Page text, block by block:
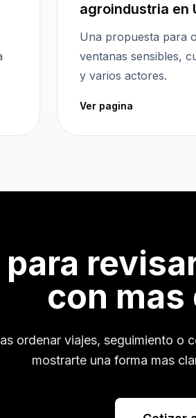
agroindustria en
Una propuesta para
ventanas sensibles,
y varios actores.
Ver pagina
con mas
ordenar viajes, seguimiento o
mostrarte una forma mas